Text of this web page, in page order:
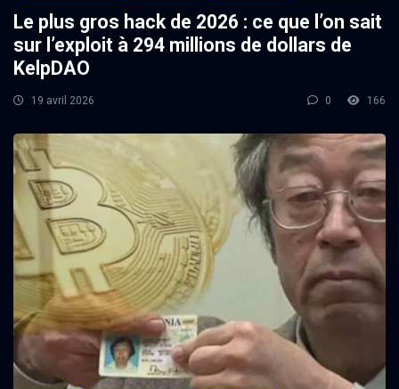
Le plus gros hack de 2026 : ce que l’on sait
sur l’exploit à 294 millions de dollars de
KelpDAO
19 avril 2026 0 166